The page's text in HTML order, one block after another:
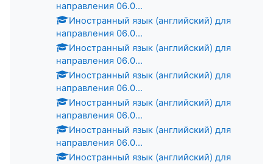
направления 06.0...
Иностранный язык (английский) для
направления 06.0...
Иностранный язык (английский) для
направления 06.0...
Иностранный язык (английский) для
направления 06.0...
Иностранный язык (английский) для
направления 06.0...
Иностранный язык (английский) для
направления 06.0...
Иностранный язык (английский) для